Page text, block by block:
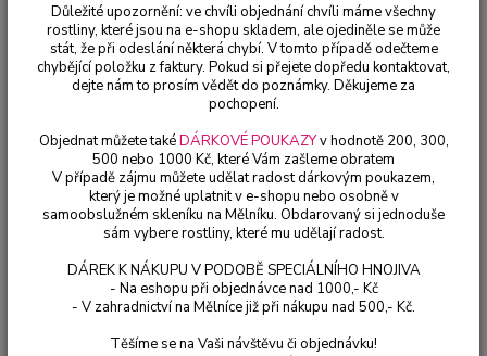
Fuchsie Tangerina Fuchsie - cena za kus v 3-kusovém balení
Tangerina Fuchsie - cena za kus v
3-kusovém balení
Důležité upozornění: ve chvíli objednání chvíli máme všechny
rostliny, které jsou na e-shopu skladem, ale ojediněle se může
stát, že při odeslání některá chybí. V tomto případě odečteme
chybějící položku z faktury. Pokud si přejete dopředu kontaktovat,
dejte nám to prosím vědět do poznámky. Děkujeme za
pochopení.
Objednat můžete takéDÁRKOVÉ POUKAZYv hodnotě 200, 300,
500 nebo 1000 Kč, které Vám zašleme obratem
V případě zájmu můžete udělat radost dárkovým poukazem,
který je možné uplatnit v e-shopu nebo osobně v
samoobslužném skleníku na Mělníku. Obdarovaný si jednoduše
sám vybere rostliny, které mu udělají radost.
DÁREK K NÁKUPU V PODOBĚ SPECIÁLNÍHO HNOJIVA
- Na eshopu při objednávce nad 1000,- Kč
- V zahradnictví na Mělníce již při nákupu nad 500,- Kč.
Těšíme se na Vaši návštěvu či objednávku!